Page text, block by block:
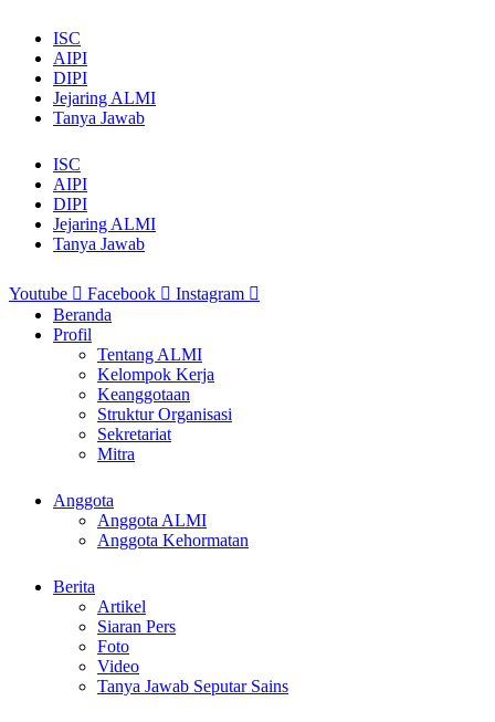
ISC
AIPI
DIPI
Jejaring ALMI
Tanya Jawab
ISC
AIPI
DIPI
Jejaring ALMI
Tanya Jawab
Youtube Facebook
Instagram
Beranda
Profil
Tentang ALMI
Kelompok Kerja
Keanggotaan
Struktur Organisasi
Sekretariat
Mitra
Anggota
Anggota ALMI
Anggota Kehormatan
Berita
Artikel
Siaran Pers
Foto
Video
Tanya Jawab Seputar Sains